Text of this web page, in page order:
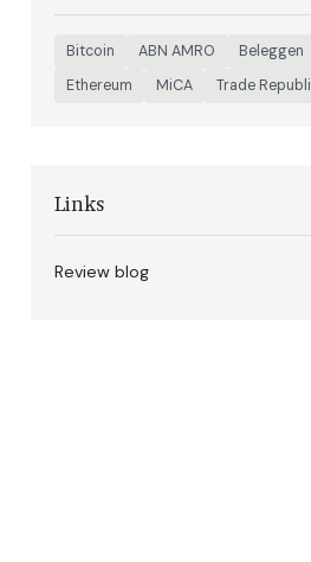
Bitcoin ABN AMRO Beleggen
Ethereum
MiCA Trade
Links
Review blog